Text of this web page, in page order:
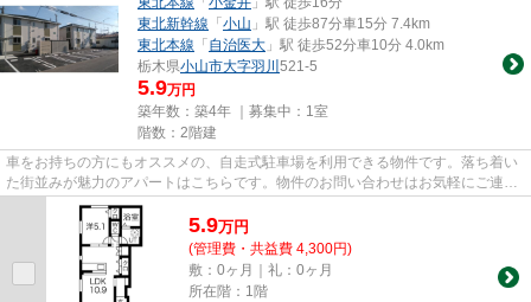
東北新幹線 「小山 」駅 徒歩87分車15分 7.4km
東北本線 「自治医大 」駅 徒歩52分車10分 4.0km
栃木県小山市大字羽川 521-5
5.9万円
築年数：築4年 ｜募集中： 1室
階数：2階建
車をお持ちの方にもオススメの、自走式駐車場を利用できる物件です。落ち着い
た街並みが魅力のアパートはこちらです。物件のお問い合わせはお気軽にご連絡
ください。お探しいただいた...
5.9万円
(管理費・共益費 4,300円)
敷：0ヶ月｜礼：0ヶ月
所在階：1階